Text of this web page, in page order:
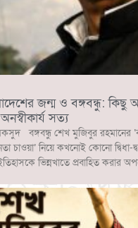
জন্ম ও বঙ্গবন্ধু: কিছু
সত্য
বঙ্গবন্ধু শেখ মুজিবুর রহমানের
চাওয়া’ নিয়ে কখনোই কোনো দ্বিধা-
ভিন্নখাতে প্রবাহিত করার